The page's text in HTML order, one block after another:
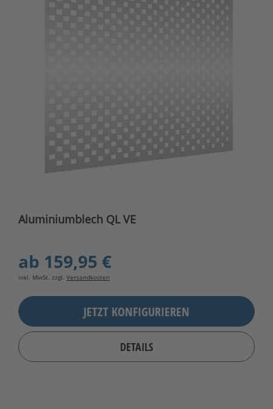
Aluminiumblech QL VE
ab 159,95 €
inkl. MwSt. zzgl. Versandkosten
JETZT KONFIGURIEREN
DETAILS